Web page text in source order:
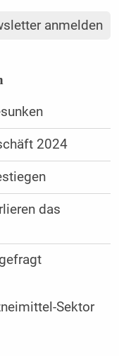
anmelden
2024
das
Sektor